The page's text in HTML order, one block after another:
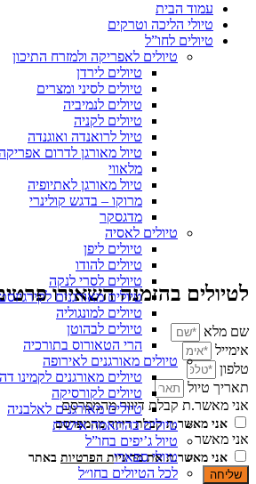
עמוד הבית
טיולי הליכה וטרקים
טיולים לחו”ל
טיולים לאפריקה ולמזרח התיכון
טיולים לירדן
טיולים לסיני ומצרים
טיולים לנמיביה
טיולים לקניה
טיול לרואנדה ואוגנדה
טיול מאורגן לדרום
מלאווי
טיול מאורגן לאתיופיה
מרוקו – בדגש קולינרי
מדגסקר
טיולים לאסיה
טיולים ליפן
טיולים להודו
טיולים לסרי לנקה
טיולים מאורגנים
טיולים למונגוליה
טיולים לבהוטן
הרי הטאורוס בתורכיה
טיולים מאורגנים לאירופה
טיולים מאורגנים לקמינו
טיולים לקורסיקה
טיולים מאורגנים לאלבניה
טיולים בהתאמה אישית
טיול ג’יפים בחו”ל
טיולי ספארי
לכל הטיולים בחו״ל
לטיולים בהזמנה השאירו
שם מלא
אימייל
טלפון
תאריך טיול
אני מאשר.ת קבלת דיוור מהמפרסם
אני מאשר.ת קבלת דיוור מהמפרסם
אני מאשר
אני מאשר.ת את מדיניות הפרטיות באתר
שליחה